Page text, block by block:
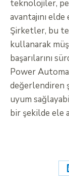
teknolojiler,
avantajını
Şirketler, bu
kullanarak
başarılarını
Power
değerlendiren
uyum
bir şekilde ele